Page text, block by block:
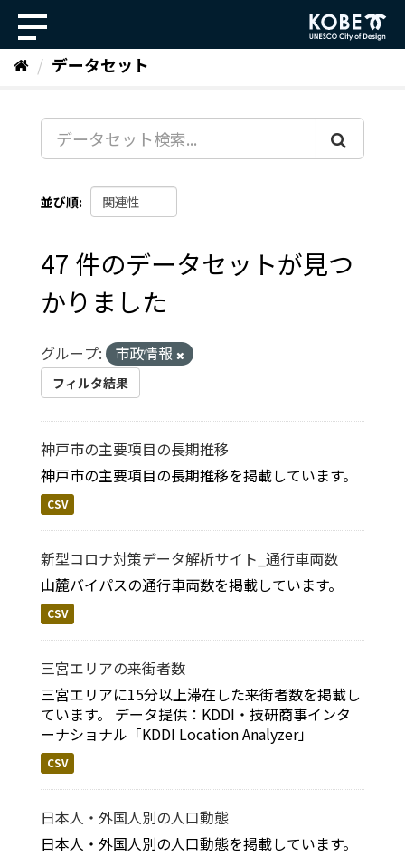
ッ
データセット
並び順
47 件のデータセットが見つ
かりました
グループ: 市政情報
フィルタ結果
神戸市の主要項目の長期推移
神戸市の主要項目の長期推移を掲載しています。
CSV
新型コロナ対策データ解析サイト_通行車両数
山麓バイパスの通行車両数を掲載しています。
CSV
三宮エリアの来街者数
三宮エリアに15分以上滞在した来街者数を掲載し
ています。 データ提供：KDDI・技研商事インタ
ーナショナル「KDDI Location Analyzer」
CSV
日本人・外国人別の人口動態
日本人・外国人別の人口動態を掲載しています。